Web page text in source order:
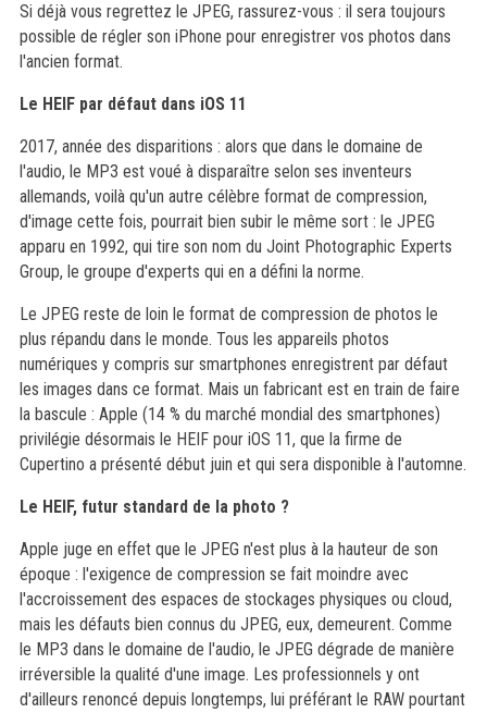
Si déjà vous regrettez le JPEG, rassurez-vous : il sera toujours
possible de régler son iPhone pour enregistrer vos photos dans
l'ancien format.
Le HEIF par défaut dans iOS 11
2017, année des disparitions : alors que dans le domaine de
l'audio, le MP3 est voué à disparaître selon ses inventeurs
allemands, voilà qu'un autre célèbre format de compression,
d'image cette fois, pourrait bien subir le même sort : le JPEG
apparu en 1992, qui tire son nom du Joint Photographic Experts
Group, le groupe d'experts qui en a défini la norme.
Le JPEG reste de loin le format de compression de photos le
plus répandu dans le monde. Tous les appareils photos
numériques y compris sur smartphones enregistrent par défaut
les images dans ce format. Mais un fabricant est en train de faire
la bascule : Apple (14 % du marché mondial des smartphones)
privilégie désormais le HEIF pour iOS 11, que la firme de
Cupertino a présenté début juin et qui sera disponible à l'automne.
Le HEIF, futur standard de la photo ?
Apple juge en effet que le JPEG n'est plus à la hauteur de son
époque : l'exigence de compression se fait moindre avec
l'accroissement des espaces de stockages physiques ou cloud,
mais les défauts bien connus du JPEG, eux, demeurent. Comme
le MP3 dans le domaine de l'audio, le JPEG dégrade de manière
irréversible la qualité d'une image. Les professionnels y ont
d'ailleurs renoncé depuis longtemps, lui préférant le RAW pourtant